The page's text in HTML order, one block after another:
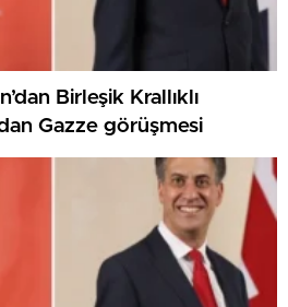
Birleşik Krallıklı
Gazze görüşmesi